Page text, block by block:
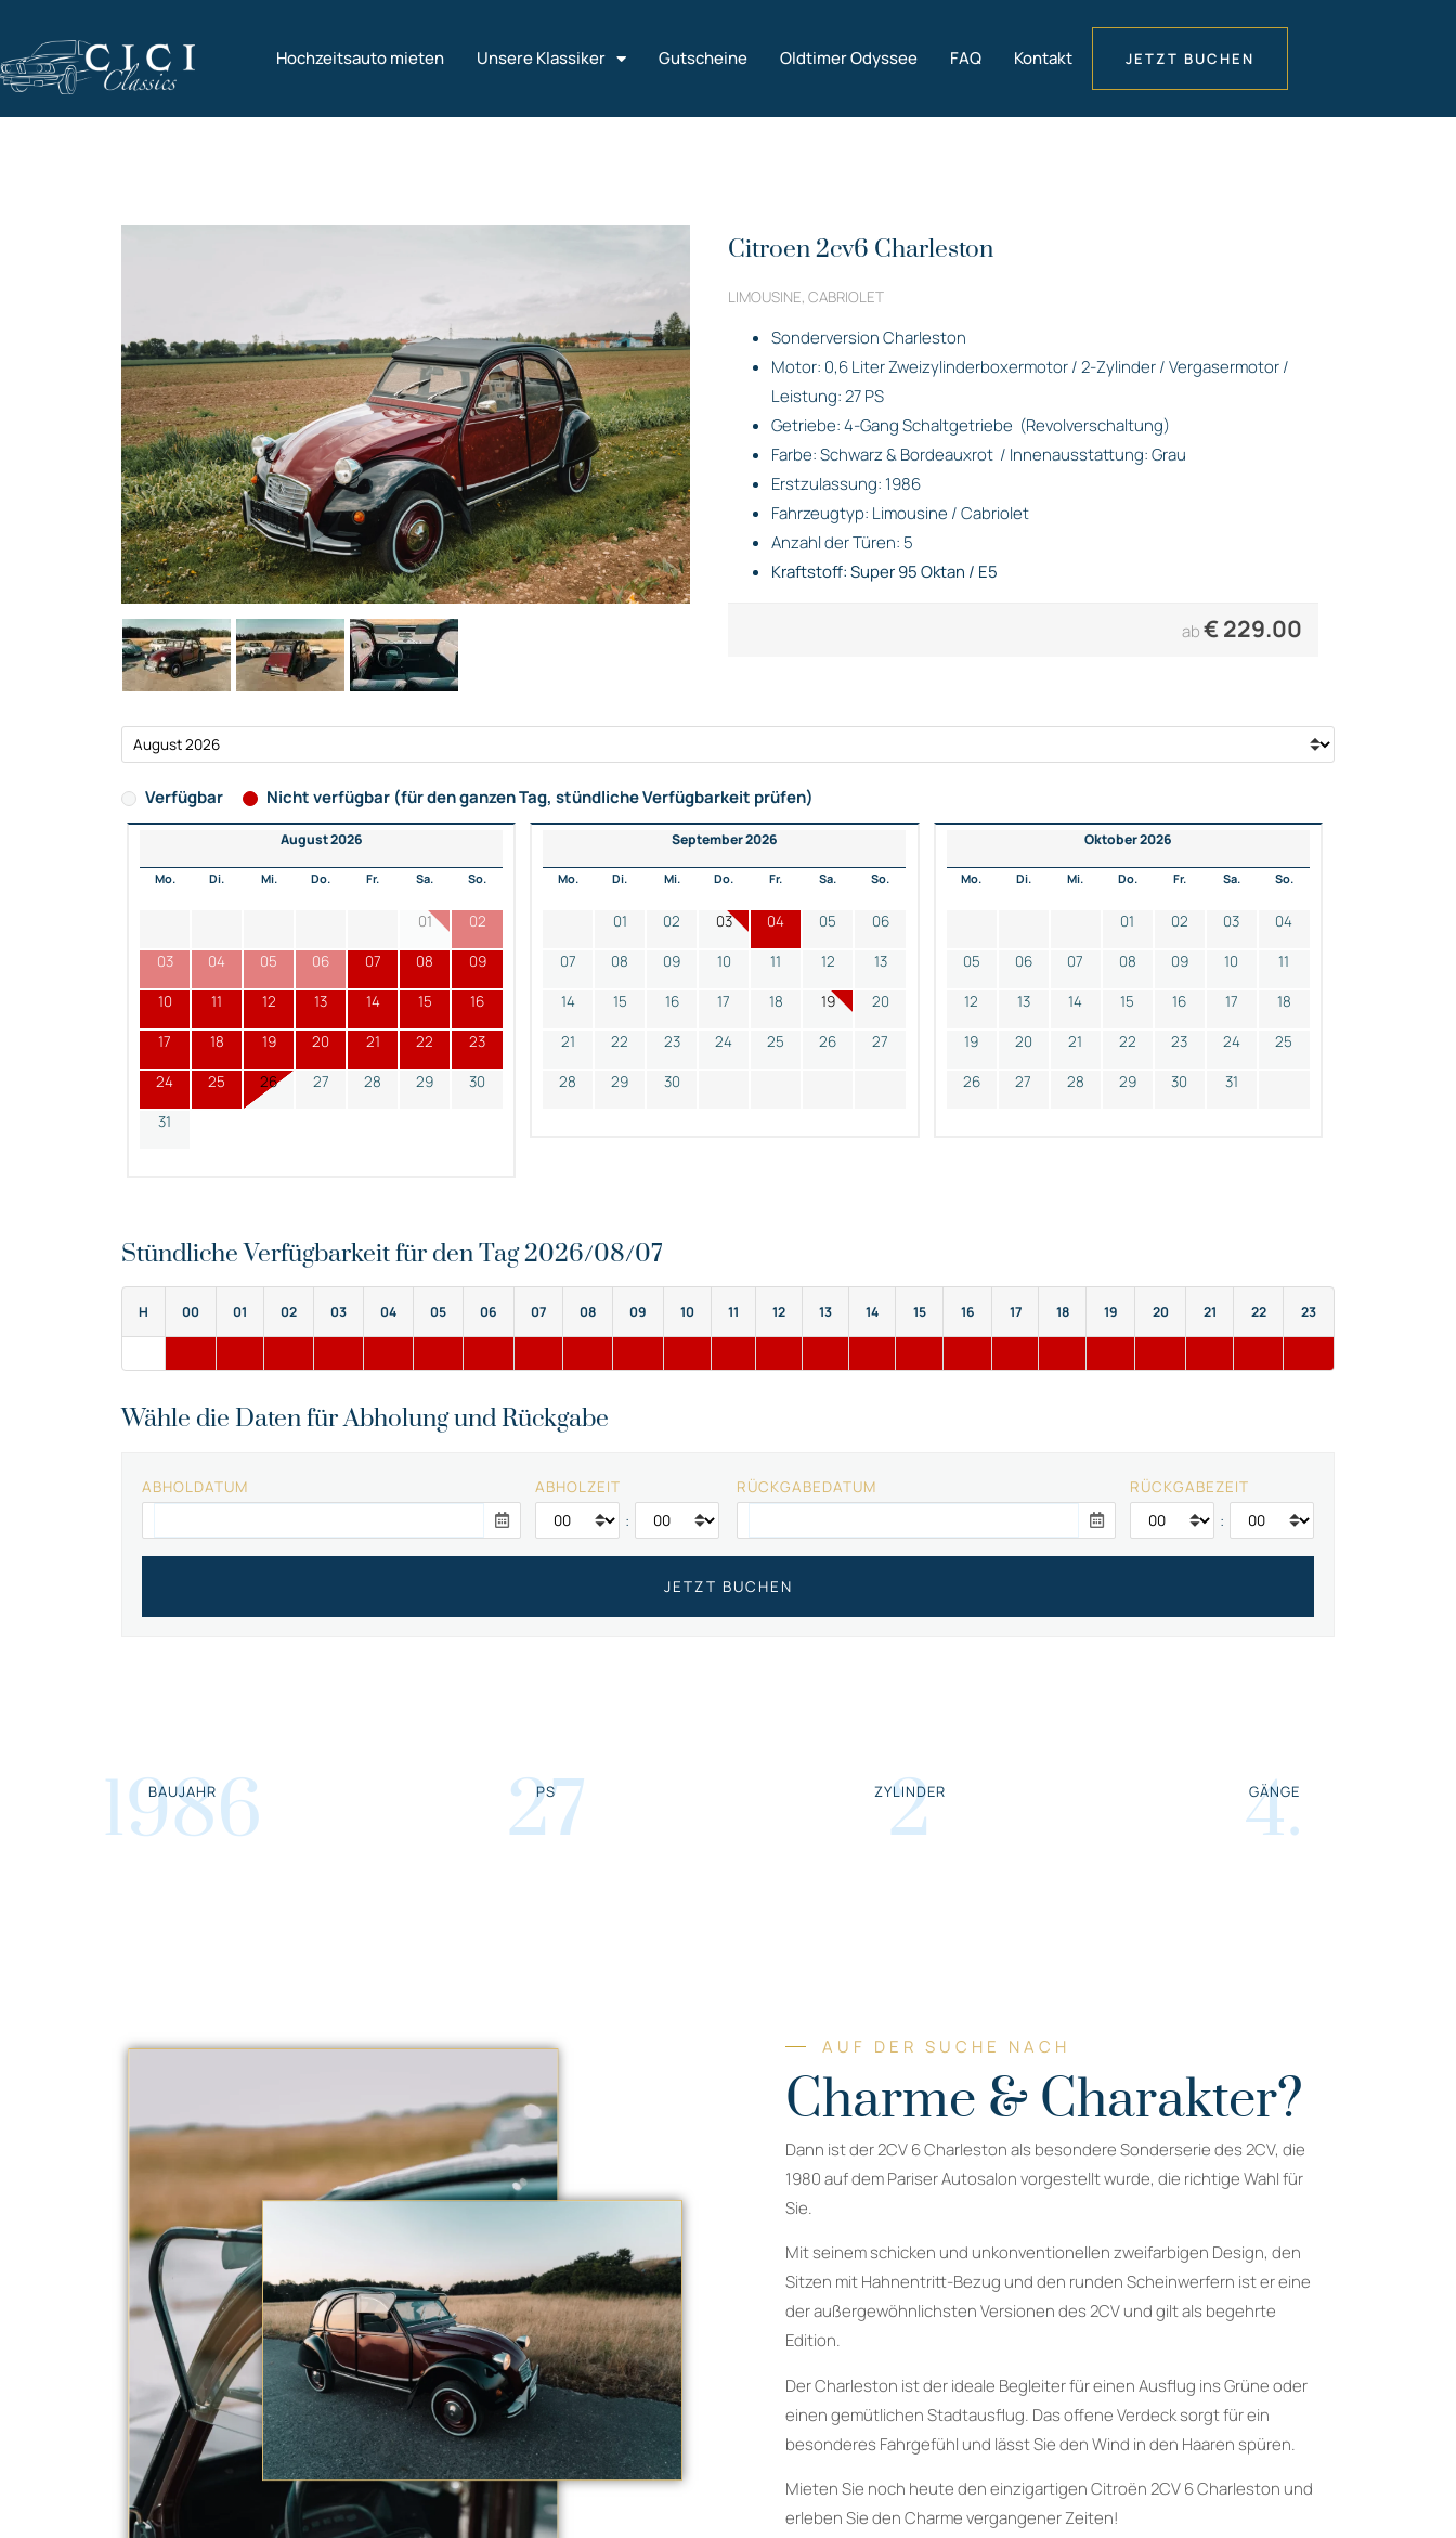
Hochzeitsauto mieten Unsere Klassiker Gutscheine Oldtimer Odyssee FAQ Kontakt JETZT BUCHEN
Citroen 2cv6 Charleston
LIMOUSINE, CABRIOLET
Sonderversion Charleston
Motor: 0,6 Liter Zweizylinderboxermotor / 2-Zylinder / Vergasermotor /
Leistung: 27 PS
Getriebe: 4-Gang Schaltgetriebe (Revolverschaltung)
Farbe: Schwarz & Bordeauxrot / Innenausstattung: Grau
Erstzulassung: 1986
Fahrzeugtyp: Limousine / Cabriolet
Anzahl der Türen: 5
Kraftstoff: Super 95 Oktan / E5
ab€229.00
Verfügbar Nicht verfügbar (für den ganzen Tag, stündliche Verfügbarkeit prüfen)
August 2026
Mo. Di. Mi. Do. Fr. Sa. So.
01 02
03 04 05 06 07 08 09
10 11 12 13 14 15 16
17 18 19 20 21 22 23
24 25 26 27 28 29 30
31
September 2026
Mo. Di. Mi. Do. Fr. Sa. So.
01 02 03 04 05 06
07 08 09 10 11 12 13
14 15 16 17 18 19 20
21 22 23 24 25 26 27
28 29 30
Oktober 2026
Mo. Di. Mi. Do. Fr. Sa. So.
01 02 03 04
05 06 07 08 09 10 11
12 13 14 15 16 17 18
19 20 21 22 23 24 25
26 27 28 29 30 31
Stündliche Verfügbarkeit für den Tag 2026/08/07
H 00 01 02 03 04 05 06 07 08 09 10 11 12 13 14 15 16 17 18 19 20 21 22 23
Wähle die Daten für Abholung und Rückgabe
ABHOLDATUM ABHOLZEIT
:
RÜCKGABEDATUM RÜCKGABEZEIT
:
1986
BAUJAHR 27
PS 2
ZYLINDER 4.
GÄNGE
AUF DER SUCHE NACH
Charme & Charakter?
Dann ist der 2CV 6 Charleston als besondere Sonderserie des 2CV, die
1980 auf dem Pariser Autosalon vorgestellt wurde, die richtige Wahl für
Sie.
Mit seinem schicken und unkonventionellen zweifarbigen Design, den
Sitzen mit Hahnentritt-Bezug und den runden Scheinwerfern ist er eine
der außergewöhnlichsten Versionen des 2CV und gilt als begehrte
Edition.
Der Charleston ist der ideale Begleiter für einen Ausflug ins Grüne oder
einen gemütlichen Stadtausflug. Das offene Verdeck sorgt für ein
besonderes Fahrgefühl und lässt Sie den Wind in den Haaren spüren.
Mieten Sie noch heute den einzigartigen Citroën 2CV 6 Charleston und
erleben Sie den Charme vergangener Zeiten!